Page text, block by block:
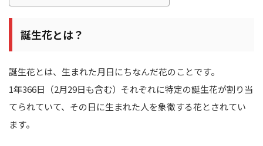
誕生花とは？
誕生花とは、生まれた月日にちなんだ花のことです。
1年366日（2月29日も含む）それぞれに特定の誕生花が割り当
てられていて、その日に生まれた人を象徴する花とされてい
ます。